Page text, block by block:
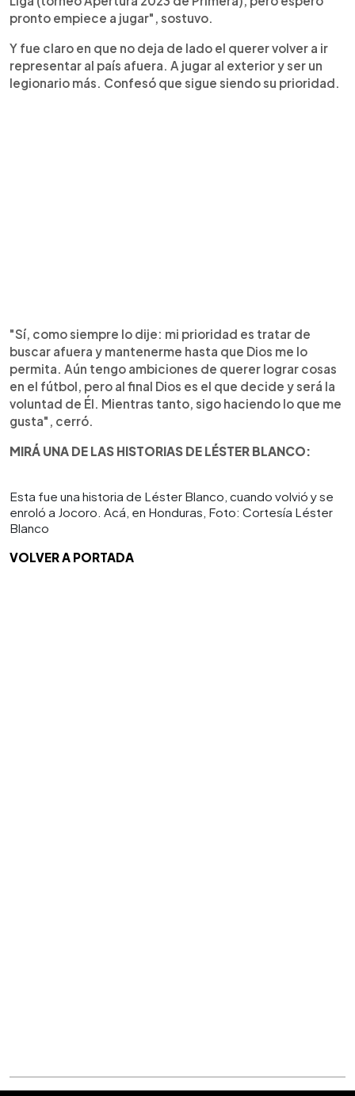
pronto empiece a jugar", sostuvo.
Y fue claro en que no deja de lado el querer volver a ir
representar al país afuera. A jugar al exterior y ser un
legionario más. Confesó que sigue siendo su prioridad.
"Sí, como siempre lo dije: mi prioridad es tratar de
buscar afuera y mantenerme hasta que Dios me lo
permita. Aún tengo ambiciones de querer lograr cosas
en el fútbol, pero al final Dios es el que decide y será la
voluntad de Él. Mientras tanto, sigo haciendo lo que me
gusta", cerró.
MIRÁ UNA DE LAS HISTORIAS DE LÉSTER BLANCO:
Esta fue una historia de Léster Blanco, cuando volvió y se
enroló a Jocoro. Acá, en Honduras, Foto: Cortesía Léster
Blanco
VOLVER A PORTADA